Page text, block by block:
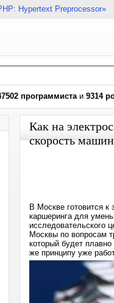
Hypertext Preprocessor»
программистаи 9314
Как на
скорость
В Москве готовится к
каршеринга для
исследовательского
Москвы по вопросам
который будет
же принципу уже